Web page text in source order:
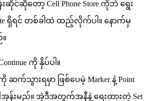
င်ဆိုတော့ Cell Phone Store ကိုဘဲ ရွေး
ရှိရင် တစ်ခါထဲ ထည့်လိုက်ပါ။ နောက်မှ
ကို နှိပ်ပါ။
သွားရမှာ ဖြစ်ပေမဲ့ Marker နဲ့ Point
ပါအုန်းမည်။ အဲ့ဒီအတွက်အနီနဲ့ ရေးထားတဲ့ Set